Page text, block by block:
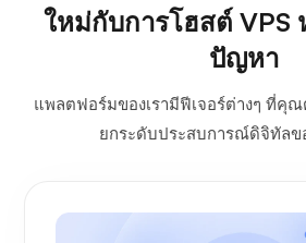
ใหม่กับการโฮสต์ VPS
ปัญหา
แพลตฟอร์มของเรามีฟีเจอร์ต่างๆ ที่คุ
ยกระดับประสบการณ์ดิจิทัลข